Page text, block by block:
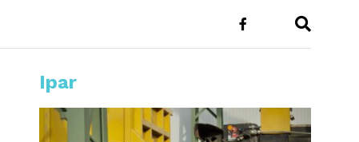
Ipar